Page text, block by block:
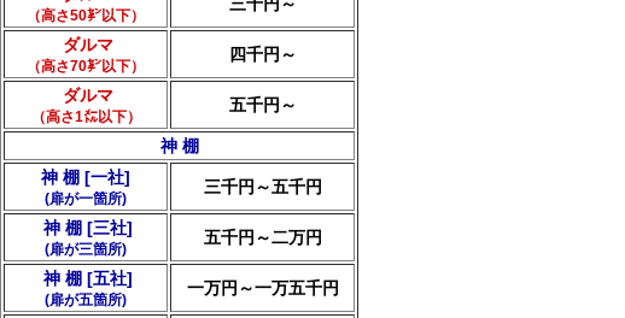
（高さ50㌢以下）
ダルマ
（高さ70㌢以下）
四千円～
ダルマ
（高さ1㍍以下）
五千円～
神 棚
神 棚 [一社]
(扉が一箇所)
三千円～五千円
神 棚 [三社]
(扉が三箇所)
五千円～二万円
神 棚 [五社]
(扉が五箇所)
一万円～一万五千円